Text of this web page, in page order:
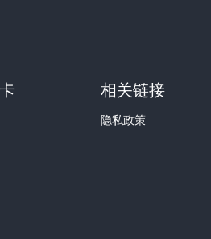
相关链接
隐私政策